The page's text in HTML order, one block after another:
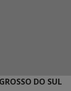
DO SUL